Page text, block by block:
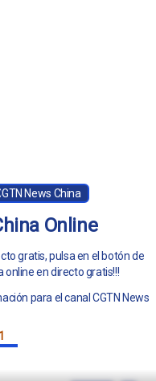
News China
Online
gratis, pulsa en el botón de
online en directo gratis!!!
para el canal CGTN News